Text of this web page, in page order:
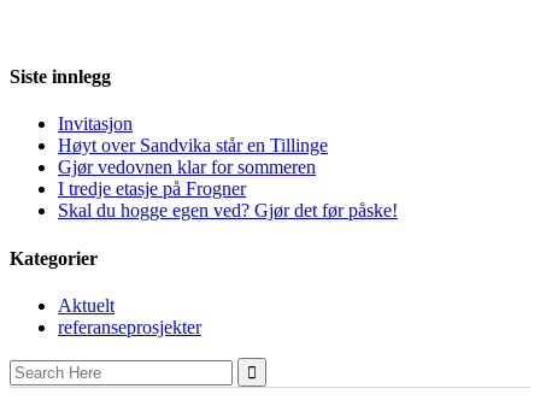
Siste innlegg
Invitasjon
Høyt over Sandvika står en Tillinge
Gjør vedovnen klar for sommeren
I tredje etasje på Frogner
Skal du hogge egen ved? Gjør det før påske!
Kategorier
Aktuelt
referanseprosjekter
Search
for: